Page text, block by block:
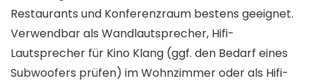
Restaurants und Konferenzraum bestens geeignet.
Verwendbar als Wandlautsprecher, Hifi-
Lautsprecher für Kino Klang (ggf. den Bedarf eines
Subwoofers prüfen) im Wohnzimmer oder als Hifi-